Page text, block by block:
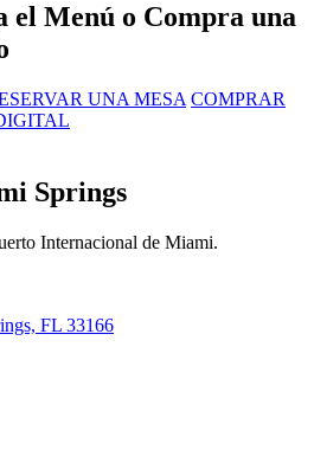
el Menú o Compra una
UNA MESA COMPRAR
Springs
Internacional de Miami.
FL 33166